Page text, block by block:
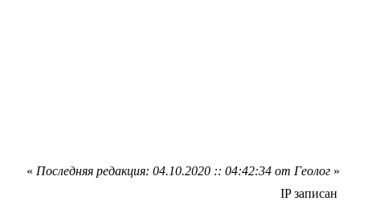
« Последняя редакция: 04.10.2020 :: 04:42:34 от Геолог »
IP записан